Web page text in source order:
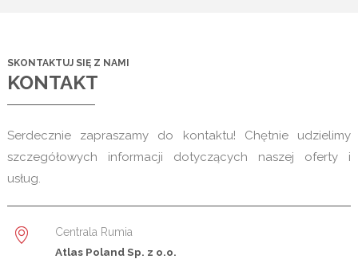
KONTAKT
SKONTAKTUJ SIĘ Z NAMI
Serdecznie zapraszamy do kontaktu! Chętnie udzielimy
szczegółowych informacji dotyczących naszej oferty i
usług.
Centrala Rumia
Atlas Poland Sp. z o.o.